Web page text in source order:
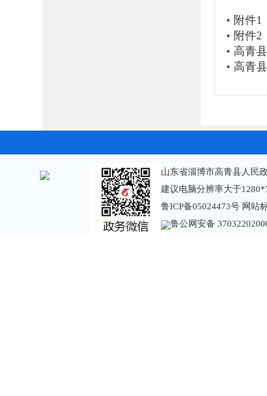
附件1
附件2
高青
高青
山东省淄博市高青县人民
建议电脑分辨率大于
鲁ICP备05024473号 网站
鲁公网安备